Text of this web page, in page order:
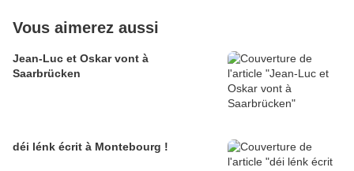
Vous aimerez aussi
Jean-Luc et Oskar vont à
Saarbrücken
déi lénk écrit à Montebourg !